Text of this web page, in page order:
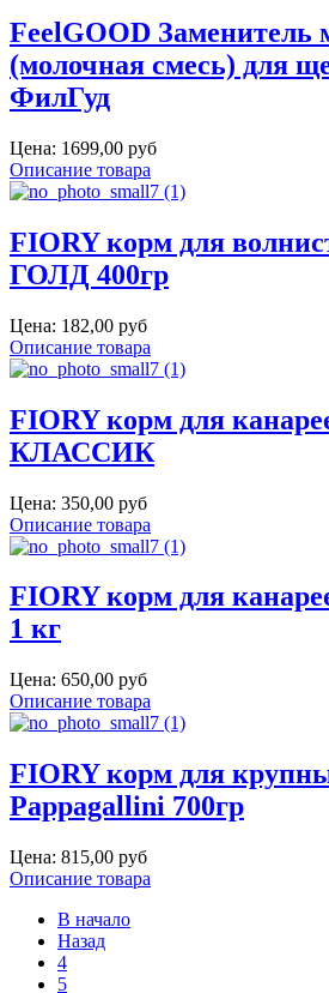
FeelGOOD Заменитель
(молочная смесь) для
ФилГуд
Цена: 1699,00 руб
Описание товара
FIORY корм для
ГОЛД 400гр
Цена: 182,00 руб
Описание товара
FIORY корм для
КЛАССИК
Цена: 350,00 руб
Описание товара
FIORY корм для
1 кг
Цена: 650,00 руб
Описание товара
FIORY корм для
Pappagallini 700гр
Цена: 815,00 руб
Описание товара
В начало
Назад
4
5